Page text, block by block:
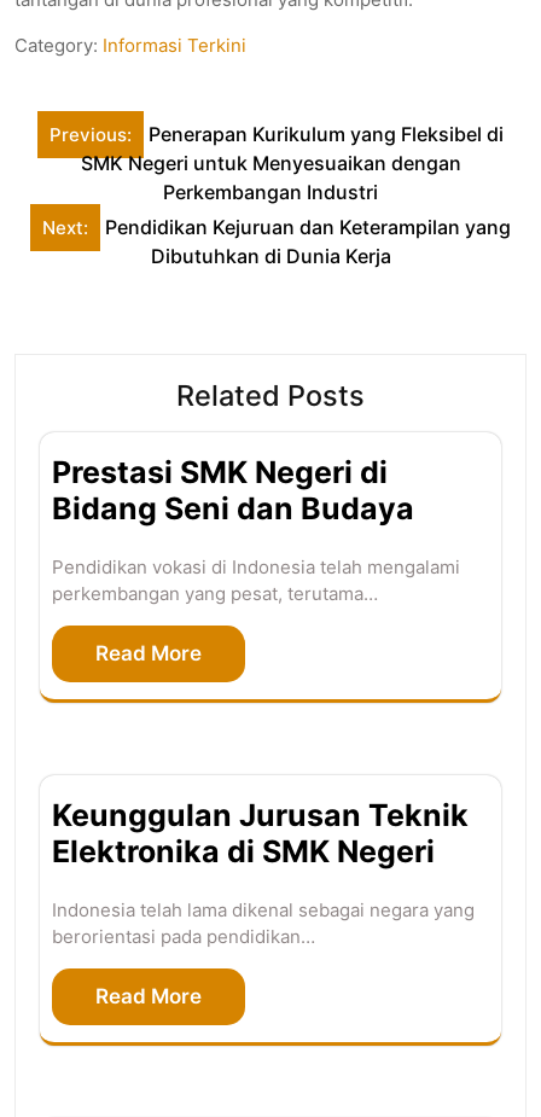
Category: Informasi Terkini
Post
navigation
Previous:
Penerapan Kurikulum yang Fleksibel di
SMK Negeri untuk Menyesuaikan dengan
Perkembangan Industri
Next:
Pendidikan Kejuruan dan Keterampilan yang
Dibutuhkan di Dunia Kerja
Related Posts
Prestasi SMK Negeri di
Bidang Seni dan Budaya
Pendidikan vokasi di Indonesia telah mengalami
perkembangan yang pesat, terutama…
Read More
Keunggulan Jurusan Teknik
Elektronika di SMK Negeri
Indonesia telah lama dikenal sebagai negara yang
berorientasi pada pendidikan…
Read More